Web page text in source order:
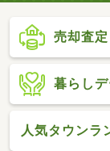
売却査定
暮らし
人気タウンラ